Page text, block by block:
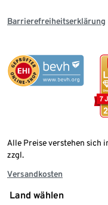
Barrierefreiheitserklärung
Alle Preise verstehen sich
zzgl.
Versandkosten
Land wählen